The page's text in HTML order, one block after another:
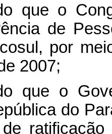
que o
de
por
2007;
que o
do